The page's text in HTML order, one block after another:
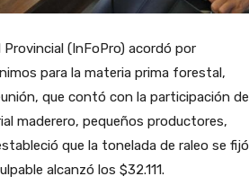
(InFoPro) acordó por
para la materia prima forestal,
que contó con la participación de
maderero, pequeños productores,
que la tonelada de raleo se fijó
alcanzó los $32.111.